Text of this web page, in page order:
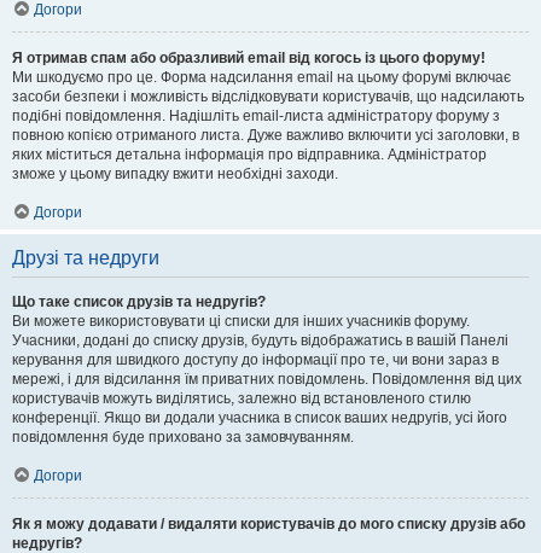
Догори
Я отримав спам або образливий email від когось із цього форуму!
Ми шкодуємо про це. Форма надсилання email на цьому форумі включає
засоби безпеки і можливість відслідковувати користувачів, що надсилають
подібні повідомлення. Надішліть email-листа адміністратору форуму з
повною копією отриманого листа. Дуже важливо включити усі заголовки, в
яких міститься детальна інформація про відправника. Адміністратор
зможе у цьому випадку вжити необхідні заходи.
Догори
Друзі та недруги
Що таке список друзів та недругів?
Ви можете використовувати ці списки для інших учасників форуму.
Учасники, додані до списку друзів, будуть відображатись в вашій Панелі
керування для швидкого доступу до інформації про те, чи вони зараз в
мережі, і для відсилання їм приватних повідомлень. Повідомлення від цих
користувачів можуть виділятись, залежно від встановленого стилю
конференції. Якщо ви додали учасника в список ваших недругів, усі його
повідомлення буде приховано за замовчуванням.
Догори
Як я можу додавати / видаляти користувачів до мого списку друзів або
недругів?